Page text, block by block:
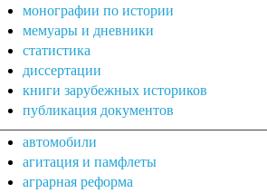
монографии по истории
мемуары и дневники
статистика
диссертации
книги зарубежных историков
публикация документов
автомобили
агитация и памфлеты
аграрная реформа